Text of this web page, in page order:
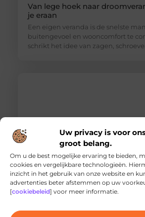
Uw privacy is voor
groot belang.
Om u de best mogelijke ervaring te bieden,
cookies en vergelijkbare technologieën.
inzicht in het gebruik van onze website en
advertenties beter afstemmen op uw
[cookiebeleid] voor meer informatie.
Van lege hoek naar
je eraan
Een eigen veranda is de snelste
buitengevoel en wooncomfort te
schrikt het idee van zagen,
Ontdek de innovatieve
jouw stad
laserbehandelingen in Den Haag?